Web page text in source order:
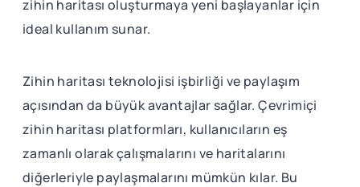
zihin haritası oluşturmaya yeni başlayanlar için
ideal kullanım sunar.
Zihin haritası teknolojisi işbirliği ve paylaşım
açısından da büyük avantajlar sağlar. Çevrimiçi
zihin haritası platformları, kullanıcıların eş
zamanlı olarak çalışmalarını ve haritalarını
diğerleriyle paylaşmalarını mümkün kılar. Bu